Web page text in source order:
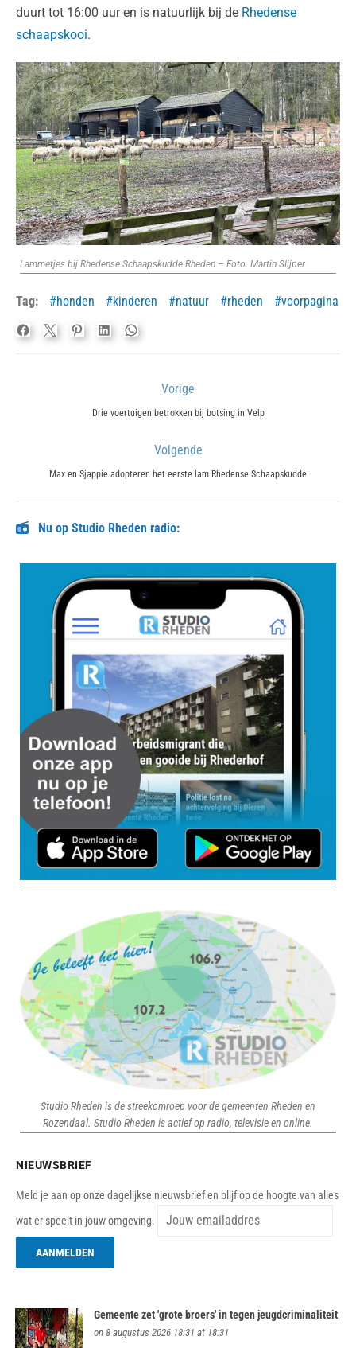
duurt tot 16:00 uur en is natuurlijk bij de Rhedense
schaapskooi.
Lammetjes bij Rhedense Schaapskudde Rheden – Foto: Martin Slijper
Tag: honden kinderen natuur rheden voorpagina
Vorige
Previous
Drie voertuigen betrokken bij botsing in Velp
Volgende
Next
Max en Sjappie adopteren het eerste lam Rhedense Schaapskudde
Nu op Studio Rheden radio:
Studio Rheden is de streekomroep voor de gemeenten Rheden en
Rozendaal. Studio Rheden is actief op radio, televisie en online.
NIEUWSBRIEF
Meld je aan op onze dagelijkse nieuwsbrief en blijf op de hoogte van alles
wat er speelt in jouw omgeving.
Gemeente zet 'grote broers' in tegen jeugdcriminaliteit
on 8 augustus 2026 18:31 at 18:31